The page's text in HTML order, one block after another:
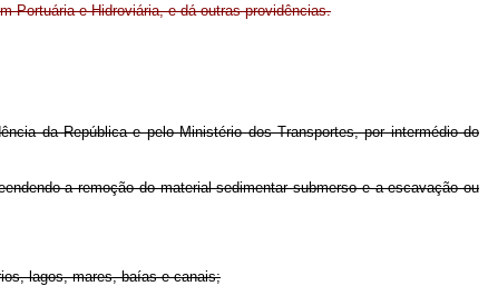
Portuária e Hidroviária, e dá outras providências.
da República e pelo Ministério dos Transportes, por intermédio do
a remoção do material sedimentar submerso e a escavação ou
lagos, mares, baías e canais;